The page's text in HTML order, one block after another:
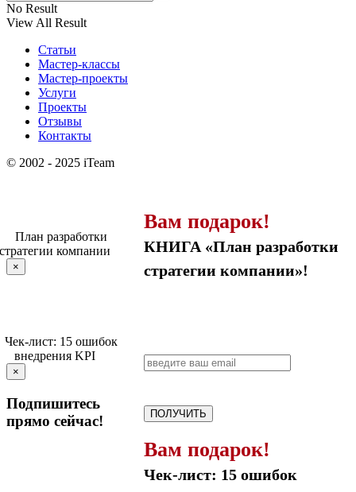
No Result
View All Result
Статьи
Мастер-классы
Мастер-проекты
Услуги
Проекты
Отзывы
Контакты
© 2002 - 2025 iTeam
Вам подарок!
КНИГА «План разработки
стратегии компании»!
ПОЛУЧИТЬ
×
Вам подарок!
Чек-лист: 15 ошибок
×
Подпишитесь
прямо сейчас!